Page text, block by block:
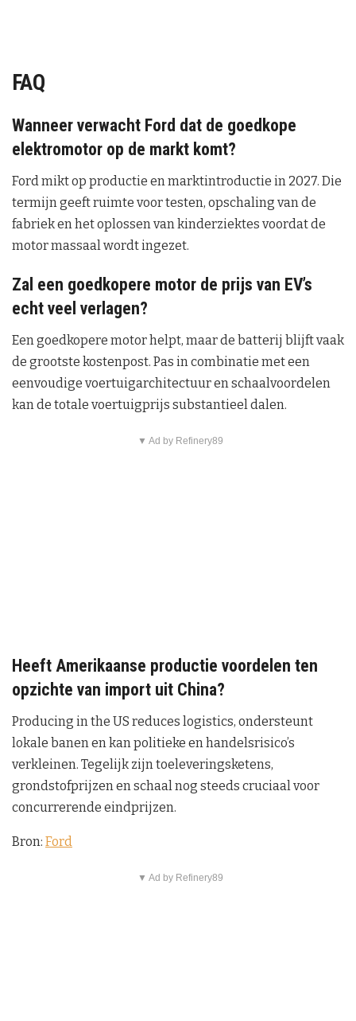
FAQ
Wanneer verwacht Ford dat de goedkope
elektromotor op de markt komt?
Ford mikt op productie en marktintroductie in 2027. Die
termijn geeft ruimte voor testen, opschaling van de
fabriek en het oplossen van kinderziektes voordat de
motor massaal wordt ingezet.
Zal een goedkopere motor de prijs van EV’s
echt veel verlagen?
Een goedkopere motor helpt, maar de batterij blijft vaak
de grootste kostenpost. Pas in combinatie met een
eenvoudige voertuigarchitectuur en schaalvoordelen
kan de totale voertuigprijs substantieel dalen.
▼ Ad by Refinery89
Heeft Amerikaanse productie voordelen ten
opzichte van import uit China?
Producing in the US reduces logistics, ondersteunt
lokale banen en kan politieke en handelsrisico’s
verkleinen. Tegelijk zijn toeleveringsketens,
grondstofprijzen en schaal nog steeds cruciaal voor
concurrerende eindprijzen.
Bron: Ford
▼ Ad by Refinery89